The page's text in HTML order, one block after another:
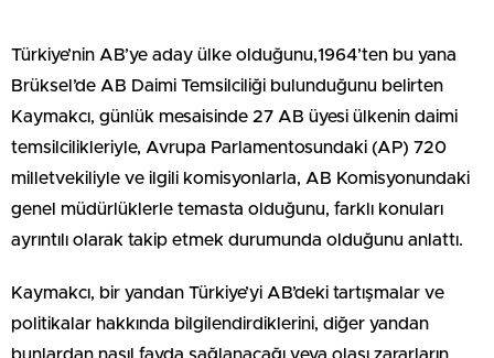
Türkiye’nin AB’ye aday ülke olduğunu,1964’ten bu yana
Brüksel’de AB Daimi Temsilciliği bulunduğunu belirten
Kaymakcı, günlük mesaisinde 27 AB üyesi ülkenin daimi
temsilcilikleriyle, Avrupa Parlamentosundaki (AP) 720
milletvekiliyle ve ilgili komisyonlarla, AB Komisyonundaki
genel müdürlüklerle temasta olduğunu, farklı konuları
ayrıntılı olarak takip etmek durumunda olduğunu anlattı.
Kaymakcı, bir yandan Türkiye’yi AB’deki tartışmalar ve
politikalar hakkında bilgilendirdiklerini, diğer yandan
bunlardan nasıl fayda sağlanacağı veya olası zararların